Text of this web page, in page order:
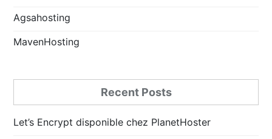
Agsahosting
MavenHosting
Recent Posts
Let’s Encrypt disponible chez PlanetHoster